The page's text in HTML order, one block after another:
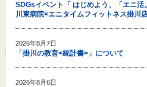
SDGsイベント「 はじめよう、「エニ
川東病院×エニタイムフィットネス掛川
2026年8月7日
「掛川の教育<統計書>」について
2026年8月6日